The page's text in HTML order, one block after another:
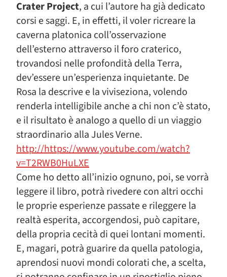
Crater Project, a cui l’autore ha già dedicato
corsi e saggi. E, in effetti, il voler ricreare la
caverna platonica coll’osservazione
dell’esterno attraverso il foro craterico,
trovandosi nelle profondità della Terra,
dev’essere un’esperienza inquietante. De
Rosa la descrive e la viviseziona, volendo
renderla intelligibile anche a chi non c’è stato,
e il risultato è analogo a quello di un viaggio
straordinario alla Jules Verne.
http://https://www.youtube.com/watch?
v=T2RWB0HuLXE
Come ho detto all’inizio ognuno, poi, se vorrà
leggere il libro, potrà rivedere con altri occhi
le proprie esperienze passate e rileggere la
realtà esperita, accorgendosi, può capitare,
della propria cecità di quei lontani momenti.
E, magari, potrà guarire da quella patologia,
aprendosi nuovi mondi colorati che, a scelta,